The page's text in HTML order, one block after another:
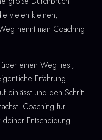
vielen kleinen,
nennt man Coaching
einen Weg liest,
Erfahrung
einlässt und den Schritt
Coaching für
Entscheidung.